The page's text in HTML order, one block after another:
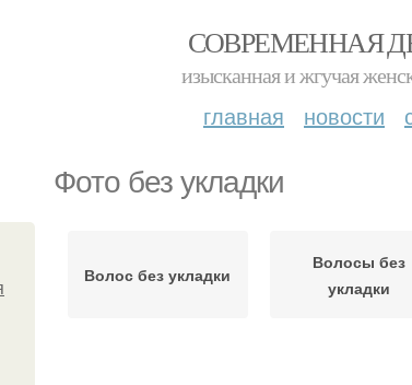
СОВРЕМЕННАЯ
изысканная и жгучая
главная новости
Фото без укладки
Волос без укладки
Волосы без
укладки